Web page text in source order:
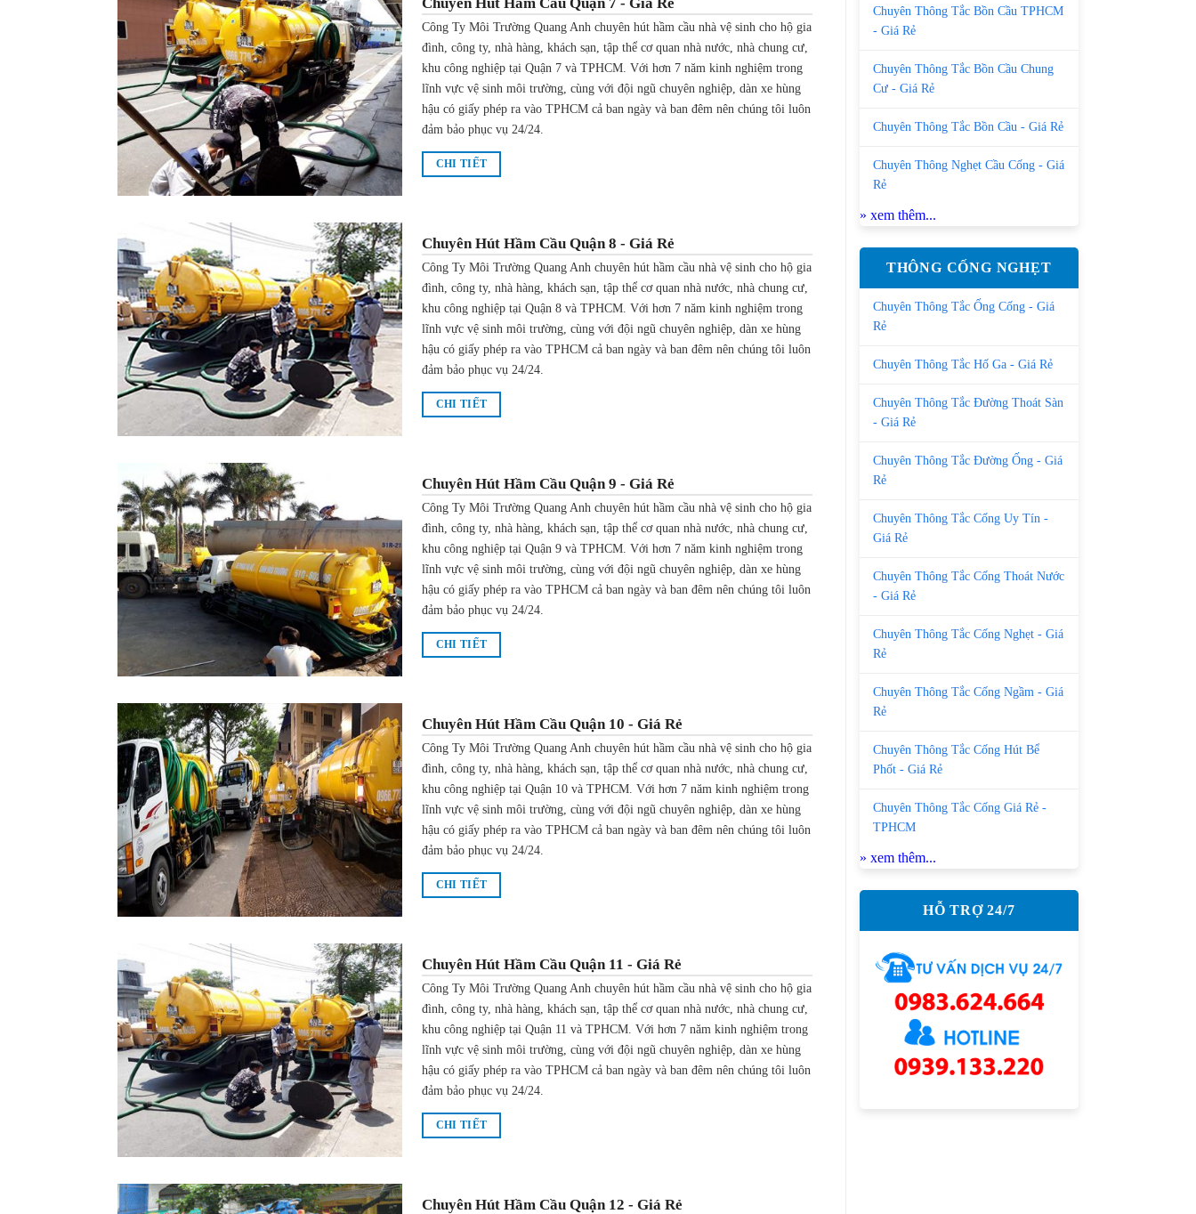
Công Ty Môi Trường Quang Anh chuyên hút hầm cầu nhà vệ sinh cho hộ gia
đình, công ty, nhà hàng, khách sạn, tập thể cơ quan nhà nước, nhà chung cư,
khu công nghiệp tại Quận 7 và TPHCM. Với hơn 7 năm kinh nghiệm trong
lĩnh vực vệ sinh môi trường, cùng với đội ngũ chuyên nghiệp, dàn xe hùng
hậu có giấy phép ra vào TPHCM cả ban ngày và ban đêm nên chúng tôi luôn
đảm bảo phục vụ 24/24.
CHI TIẾT
Chuyên Hút Hầm Cầu Quận 8 - Giá Rẻ
Công Ty Môi Trường Quang Anh chuyên hút hầm cầu nhà vệ sinh cho hộ gia
đình, công ty, nhà hàng, khách sạn, tập thể cơ quan nhà nước, nhà chung cư,
khu công nghiệp tại Quận 8 và TPHCM. Với hơn 7 năm kinh nghiệm trong
lĩnh vực vệ sinh môi trường, cùng với đội ngũ chuyên nghiệp, dàn xe hùng
hậu có giấy phép ra vào TPHCM cả ban ngày và ban đêm nên chúng tôi luôn
đảm bảo phục vụ 24/24.
CHI TIẾT
Chuyên Hút Hầm Cầu Quận 9 - Giá Rẻ
Công Ty Môi Trường Quang Anh chuyên hút hầm cầu nhà vệ sinh cho hộ gia
đình, công ty, nhà hàng, khách sạn, tập thể cơ quan nhà nước, nhà chung cư,
khu công nghiệp tại Quận 9 và TPHCM. Với hơn 7 năm kinh nghiệm trong
lĩnh vực vệ sinh môi trường, cùng với đội ngũ chuyên nghiệp, dàn xe hùng
hậu có giấy phép ra vào TPHCM cả ban ngày và ban đêm nên chúng tôi luôn
đảm bảo phục vụ 24/24.
CHI TIẾT
Chuyên Hút Hầm Cầu Quận 10 - Giá Rẻ
Công Ty Môi Trường Quang Anh chuyên hút hầm cầu nhà vệ sinh cho hộ gia
đình, công ty, nhà hàng, khách sạn, tập thể cơ quan nhà nước, nhà chung cư,
khu công nghiệp tại Quận 10 và TPHCM. Với hơn 7 năm kinh nghiệm trong
lĩnh vực vệ sinh môi trường, cùng với đội ngũ chuyên nghiệp, dàn xe hùng
hậu có giấy phép ra vào TPHCM cả ban ngày và ban đêm nên chúng tôi luôn
đảm bảo phục vụ 24/24.
CHI TIẾT
Chuyên Hút Hầm Cầu Quận 11 - Giá Rẻ
Công Ty Môi Trường Quang Anh chuyên hút hầm cầu nhà vệ sinh cho hộ gia
đình, công ty, nhà hàng, khách sạn, tập thể cơ quan nhà nước, nhà chung cư,
khu công nghiệp tại Quận 11 và TPHCM. Với hơn 7 năm kinh nghiệm trong
lĩnh vực vệ sinh môi trường, cùng với đội ngũ chuyên nghiệp, dàn xe hùng
hậu có giấy phép ra vào TPHCM cả ban ngày và ban đêm nên chúng tôi luôn
đảm bảo phục vụ 24/24.
CHI TIẾT
Chuyên Hút Hầm Cầu Quận 12 - Giá Rẻ
Chuyên Thông Tắc Bồn Cầu TPHCM
- Giá Rẻ
Chuyên Thông Tắc Bồn Cầu Chung
Cư - Giá Rẻ
Chuyên Thông Tắc Bồn Cầu - Giá Rẻ
Chuyên Thông Nghẹt Cầu Cống - Giá
Rẻ
» xem thêm...
THÔNG CỐNG NGHẸT
Chuyên Thông Tắc Ống Cống - Giá
Rẻ
Chuyên Thông Tắc Hố Ga - Giá Rẻ
Chuyên Thông Tắc Đường Thoát Sàn
- Giá Rẻ
Chuyên Thông Tắc Đường Ống - Giá
Rẻ
Chuyên Thông Tắc Cống Uy Tín -
Giá Rẻ
Chuyên Thông Tắc Cống Thoát Nước
- Giá Rẻ
Chuyên Thông Tắc Cống Nghẹt - Giá
Rẻ
Chuyên Thông Tắc Cống Ngầm - Giá
Rẻ
Chuyên Thông Tắc Cống Hút Bể
Phốt - Giá Rẻ
Chuyên Thông Tắc Cống Giá Rẻ -
TPHCM
» xem thêm...
HỖ TRỢ 24/7